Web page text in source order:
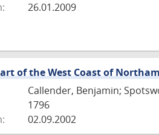
26.01.2009
of the West Coast of
Callender, Benjamin;
1796
02.09.2002